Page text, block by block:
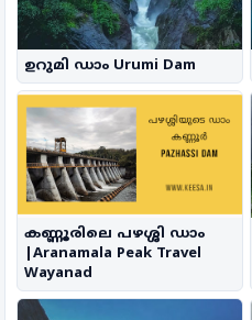
ഉറുമി ഡാം Urumi Dam
കണ്ണൂരിലെ പഴശ്ശി ഡാം
|Aranamala Peak Travel
Wayanad